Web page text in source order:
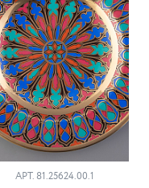
АРТ. 81.25624.00.1